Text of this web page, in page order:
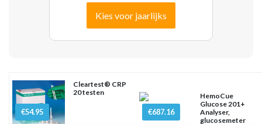
Kies voor jaarlijks
€54.95
Cleartest® CRP
20 testen
€687.16
HemoCue
Glucose 201+
Analyser,
glucosemeter